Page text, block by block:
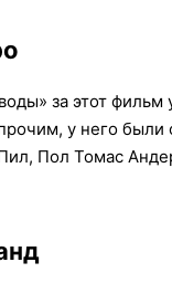
за этот
у него были
Пол Томас